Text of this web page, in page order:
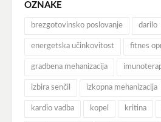
OZNAKE
brezgotovinsko poslovanje darilo
energetska učinkovitost fitnes
gradbena mehanizacija
izbira senčil izkopna mehanizacija
kardio vadba kopel kritina